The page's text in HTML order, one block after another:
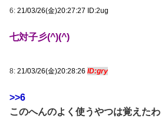
6: 21/03/26(金)20:27:27 ID:2ug
七対子彡(^)(^)
8: 21/03/26(金)20:28:26 ID:gry
>>6
このへんのよく使うやつは覚えたわ